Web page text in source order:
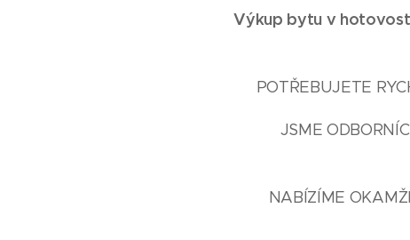
Výkup bytu v
POTŘEBUJETE
JSME
NABÍZÍME